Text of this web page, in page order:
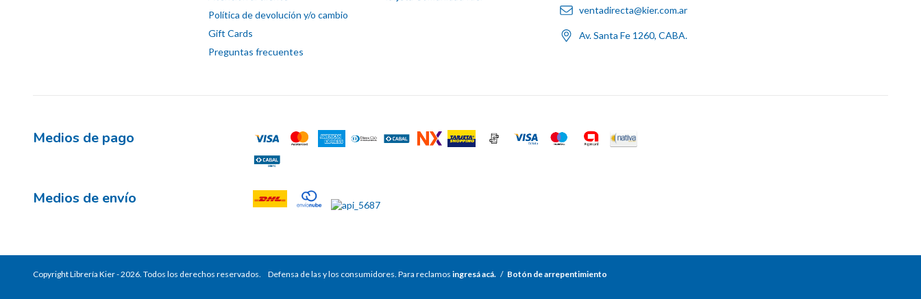
Política de devolución y/o cambio
Gift Cards
Preguntas frecuentes
ventadirecta@kier.com.ar
Av. Santa Fe 1260, CABA.
Medios de pago
Medios de envío
Copyright Librería Kier - 2026. Todos los derechos reservados. Defensa de las y los consumidores. Para reclamos ingresá acá. / Botón de arrepentimiento